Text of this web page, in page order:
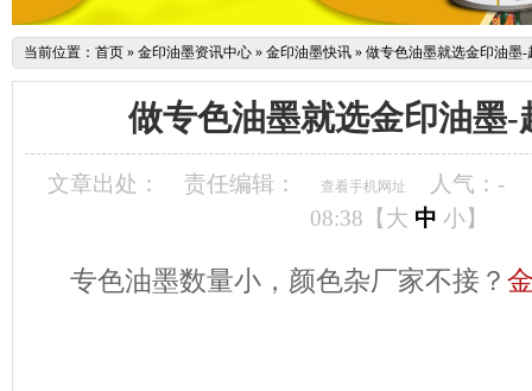
当前位置： 首页 » 金印油墨资讯中心 » 金印油墨快讯 » 做专色油墨就选金印油墨-
做专色油墨就选金印油墨-
文章出处： 责任编辑： 查看手机网址 人气： -
08:38【大 中 小】
专色油墨数量小，颜色杂厂家不接？